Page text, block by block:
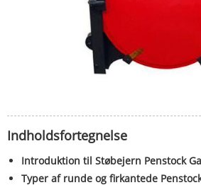
Indholdsfortegnelse
Introduktion til Støbejern Penstock
Typer af runde og firkantede